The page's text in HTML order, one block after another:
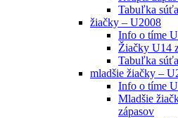
Tabuľka
žiačky – U2008
Info o tíme
Žiačky U14
Tabuľka
mladšie žiačky –
Info o tíme
Mladšie
zápasov